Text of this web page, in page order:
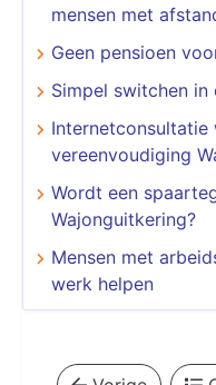
mensen met
Geen pensioen
Simpel switchen
Internetconsultatie
vereenvoudiging
Wordt een
Wajonguitkering?
Mensen met
werk helpen